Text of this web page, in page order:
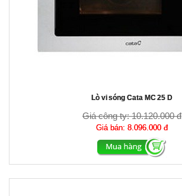
Lò vi sóng Cata MC 25 D
Giá công ty:10.120.000 đ
Giá bán: 8.096.000 đ